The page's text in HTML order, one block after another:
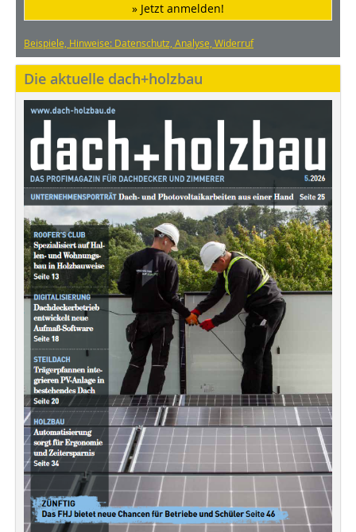
» Jetzt anmelden!
Beispiele, Hinweise: Datenschutz, Analyse, Widerruf
Die aktuelle dach+holzbau